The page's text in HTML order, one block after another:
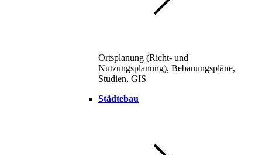
Ortsplanung (Richt- und
Nutzungsplanung), Bebauungspläne,
Studien, GIS
Städtebau